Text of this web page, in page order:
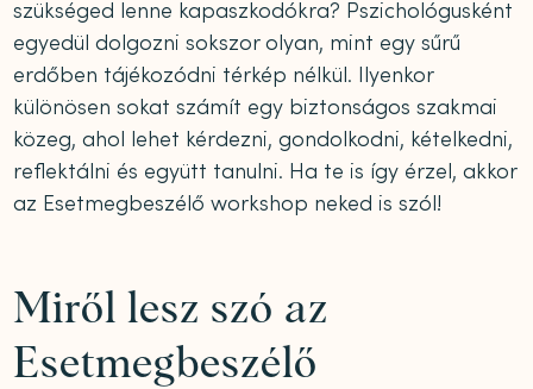
szükséged lenne kapaszkodókra? Pszichológusként
egyedül dolgozni sokszor olyan, mint egy sűrű
erdőben tájékozódni térkép nélkül. Ilyenkor
különösen sokat számít egy biztonságos szakmai
közeg, ahol lehet kérdezni, gondolkodni, kételkedni,
reflektálni és együtt tanulni. Ha te is így érzel, akkor
az Esetmegbeszélő workshop neked is szól!
Miről lesz szó az
Esetmegbeszélő